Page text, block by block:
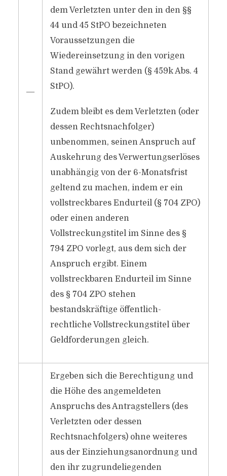
―
dem Verletzten unter den in den §§
44 und 45 StPO bezeichneten
Voraussetzungen die
Wiedereinsetzung in den vorigen
Stand gewährt werden (§ 459k Abs. 4
StPO).
Zudem bleibt es dem Verletzten (oder
dessen Rechtsnachfolger)
unbenommen, seinen Anspruch auf
Auskehrung des Verwertungserlöses
unabhängig von der 6-Monatsfrist
geltend zu machen, indem er ein
vollstreckbares Endurteil (§ 704 ZPO)
oder einen anderen
Vollstreckungstitel im Sinne des §
794 ZPO vorlegt, aus dem sich der
Anspruch ergibt. Einem
vollstreckbaren Endurteil im Sinne
des § 704 ZPO stehen
bestandskräftige öffentlich-
rechtliche Vollstreckungstitel über
Geldforderungen gleich.
Ergeben sich die Berechtigung und
die Höhe des angemeldeten
Anspruchs des Antragstellers (des
Verletzten oder dessen
Rechtsnachfolgers) ohne weiteres
aus der Einziehungsanordnung und
den ihr zugrundeliegenden